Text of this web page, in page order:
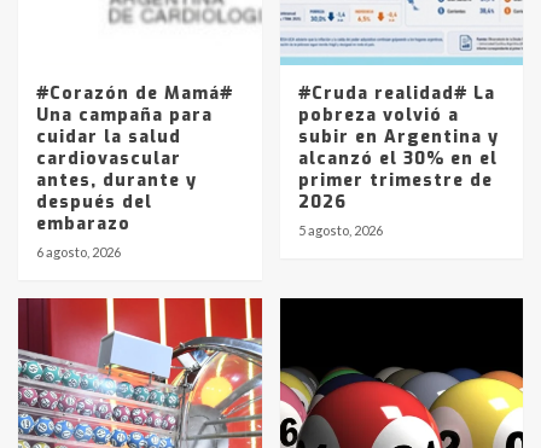
Los precios de los combustibles en
La Pampa, desde YPF hasta Axion
entre 857 a 1338 pesos
#Corazón de Mamá#
Una campaña para
cuidar la salud
cardiovascular
antes, durante y
después del
embarazo
6 agosto, 2026
#Cruda realidad# La
pobreza volvió a
subir en Argentina y
alcanzó el 30% en el
primer trimestre de
2026
5 agosto, 2026